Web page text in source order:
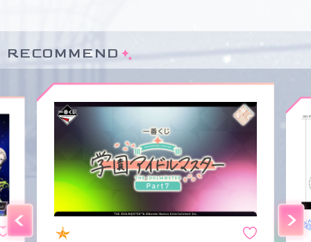
RECOMMEND